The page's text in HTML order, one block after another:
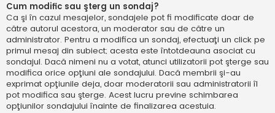
Cum modific sau şterg un sondaj?
Ca şi în cazul mesajelor, sondajele pot fi modificate doar de
către autorul acestora, un moderator sau de către un
administrator. Pentru a modifica un sondaj, efectuaţi un click pe
primul mesaj din subiect; acesta este întotdeauna asociat cu
sondajul. Dacă nimeni nu a votat, atunci utilizatorii pot şterge sau
modifica orice opţiuni ale sondajului. Dacă membrii şi-au
exprimat opţiunile deja, doar moderatorii sau administratorii îl
pot modifica sau şterge. Acest lucru previne schimbarea
opţiunilor sondajului înainte de finalizarea acestuia.